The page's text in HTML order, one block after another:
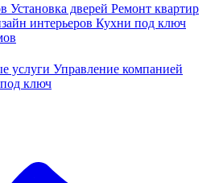
Установка дверей Ремонт квартир
интерьеров Кухни под ключ
услуги Управление компанией
ключ